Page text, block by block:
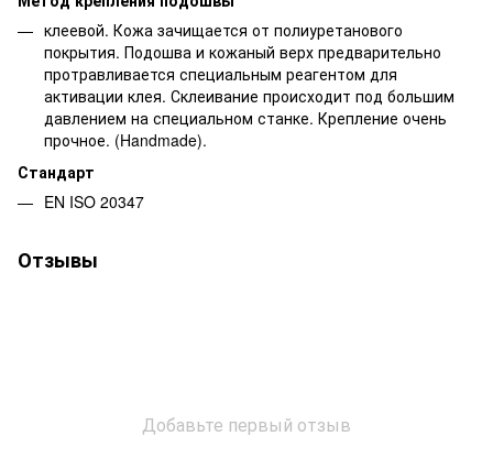
клеевой. Кожа зачищается от полиуретанового
покрытия. Подошва и кожаный верх предварительно
протравливается специальным реагентом для
активации клея. Склеивание происходит под большим
давлением на специальном станке. Крепление очень
прочное. (Handmade).
Стандарт
EN ISO 20347
Отзывы
Добавьте первый отзыв